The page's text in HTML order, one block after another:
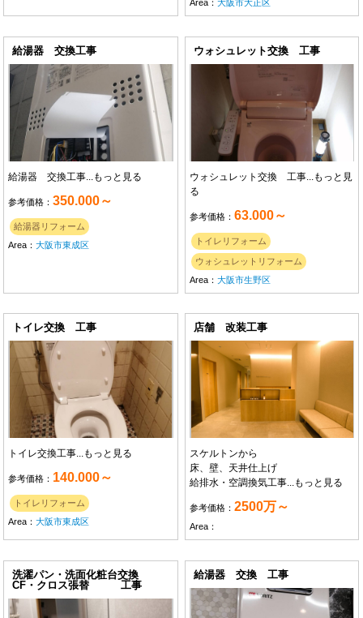
Area：大阪市大正区
給湯器 交換工事
給湯器 交換工事... もっと見る
参考価格：350.000～
給湯器リフォーム
Area：大阪市東成区
ウォシュレット交換 工事
ウォシュレット交換 工事...
もっと見
る
参考価格：63.000～
トイレリフォーム
ウォシュレットリフォーム
Area：大阪市生野区
トイレ交換 工事
トイレ交換工事...もっと見る
参考価格： 140.000～
トイレリフォーム
Area：大阪市東成区
店舗 改装工事
スケルトンから
床、壁、天井仕上げ
給排水・空調換気工事...もっと見る
参考価格：2500万～
Area：
洗濯パン・洗面化粧台交換
CF・クロス張替 工事
給湯器 交換 工事